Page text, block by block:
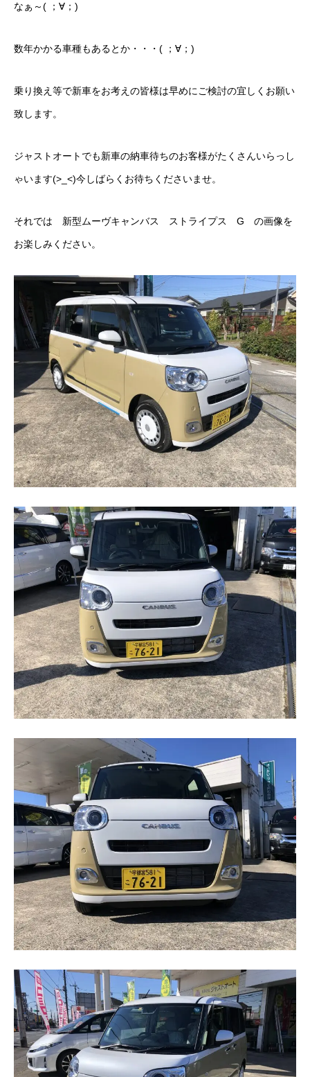
入庫情報
ご成約
整備・修理
各種手続
お問い合わせ プライバシーポリシー
なぁ～( ；∀；)
数年かかる車種もあるとか・・・( ；∀；)
乗り換え等で新車をお考えの皆様は早めにご検討の宜しくお願い
致します。
ジャストオートでも新車の納車待ちのお客様がたくさんいらっし
ゃいます(>_<)今しばらくお待ちくださいませ。
それでは 新型ムーヴキャンバス ストライプス G の画像を
お楽しみください。